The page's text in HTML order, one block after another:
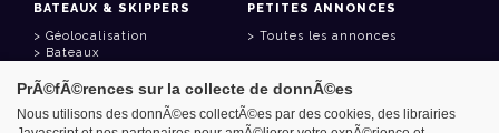
BATEAUX & SKIPPERS
Géolocalisation
Bateaux
PETITES ANNONCES
Toutes les annonces
LIENS UTILES
PrÃ©fÃ©rences sur la collecte de donnÃ©es
Nous utilisons des donnÃ©es collectÃ©es par des cookies, des librairies